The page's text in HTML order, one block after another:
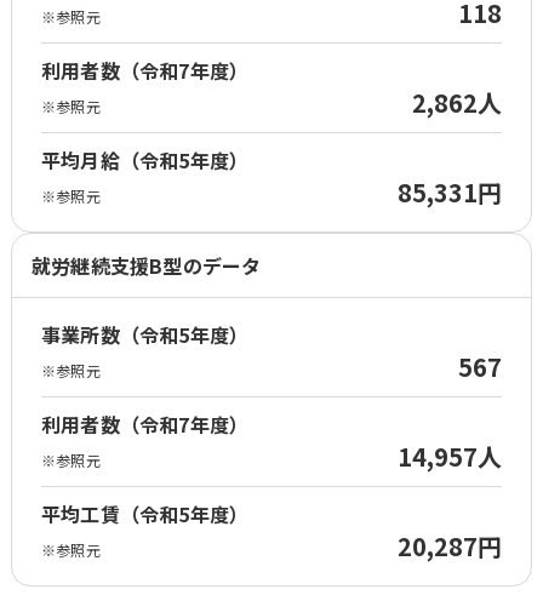
※参照元 118
利用者数（令和7年度）
※参照元 2,862人
平均月給（令和5年度）
※参照元 85,331円
就労継続支援B型のデータ
事業所数（令和5年度）
※参照元 567
利用者数（令和7年度）
※参照元 14,957人
平均工賃（令和5年度）
※参照元 20,287円